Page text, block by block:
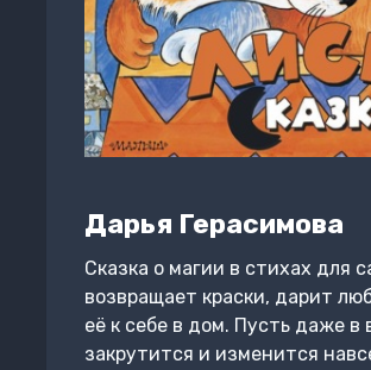
Дарья Герасимова
Сказка о магии в стихах для
возвращает краски, дарит
её к себе в дом. Пусть даже
закрутится и изменится